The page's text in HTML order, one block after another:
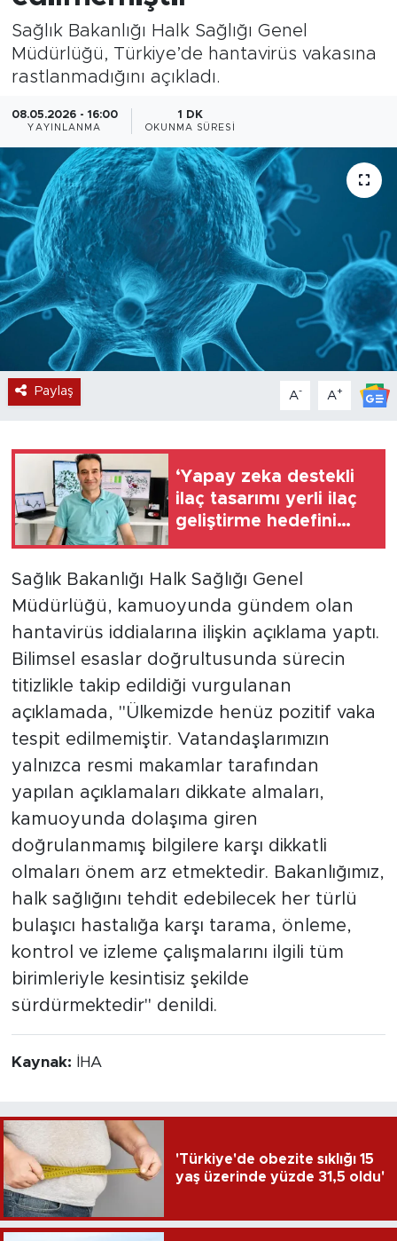
Sağlık Bakanlığı Halk Sağlığı Genel
Müdürlüğü, Türkiye’de hantavirüs vakasına
rastlanmadığını açıkladı.
08.05.2026 - 16:00
YAYINLANMA
1 DK
OKUNMA SÜRESI
Paylaş A- A+
‘Yapay zeka destekli
ilaç tasarımı yerli ilaç
geliştirme hedefini
Sağlık Bakanlığı Halk Sağlığı Genel
Müdürlüğü, kamuoyunda gündem olan
hantavirüs iddialarına ilişkin açıklama yaptı.
Bilimsel esaslar doğrultusunda sürecin
titizlikle takip edildiği vurgulanan
açıklamada, "Ülkemizde henüz pozitif vaka
tespit edilmemiştir. Vatandaşlarımızın
yalnızca resmi makamlar tarafından
yapılan açıklamaları dikkate almaları,
kamuoyunda dolaşıma giren
doğrulanmamış bilgilere karşı dikkatli
olmaları önem arz etmektedir. Bakanlığımız,
halk sağlığını tehdit edebilecek her türlü
bulaşıcı hastalığa karşı tarama, önleme,
kontrol ve izleme çalışmalarını ilgili tüm
birimleriyle kesintisiz şekilde
sürdürmektedir" denildi.
Kaynak: İHA
'Türkiye'de obezite sıklığı 15
yaş üzerinde yüzde 31,5 oldu'
Magazin
Özel Haber
Politika
Resmi İlanlar
Sağlık
Spor
Turizm